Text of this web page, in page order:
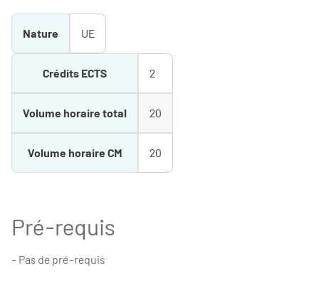
Nature UE
Crédits ECTS 2
Volume horaire total 20
Volume horaire CM 20
Pré-requis
- Pas de pré-requis